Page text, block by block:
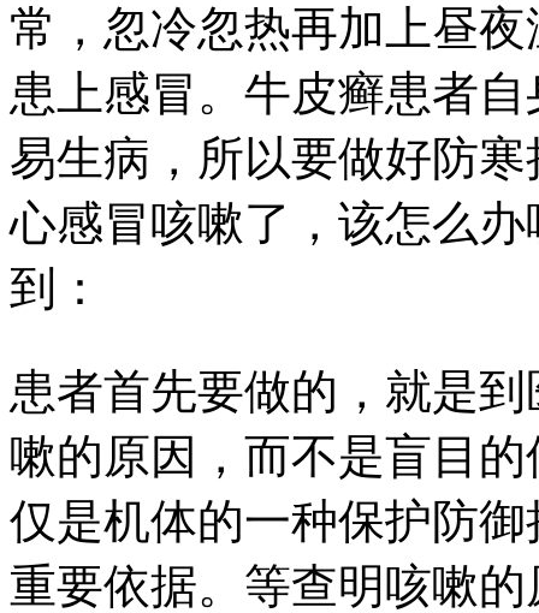
常，忽冷忽热再加上昼
患上感冒。牛皮癣患者
易生病，所以要做好防
心感冒咳嗽了，该怎么办
到：
患者首先要做的，就是
嗽的原因，而不是盲目
仅是机体的一种保护防
重要依据。等查明咳嗽